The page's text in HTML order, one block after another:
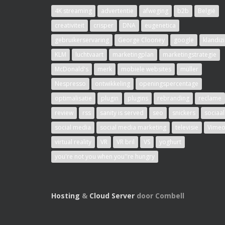
4K streaming advertentie afweging b2b
België
creativiteit
crisper DNA
eugenetica
gebruikerservaring
George Clooney google
KLM
luchtvaart marketingplan
marketingstrategie
McDonald's
merk mobiele websites
müller
Nespresso
ontwikkeling
openingspercentage
optimalisatie
plugin plugins rebranding
reclame
review
rss sanity is served seo snickers
sociaal
social media
social media marketing televisie
Vimeo
virtual reality
VR VR bril VS
yoghurt
you're not you when you''re hungry
Hosting & Cloud Server door Combell